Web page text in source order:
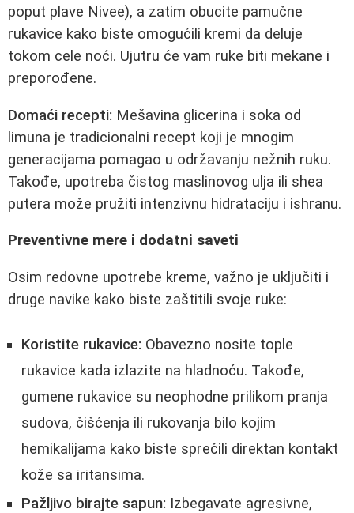
poput plave Nivee), a zatim obucite pamučne
rukavice kako biste omogućili kremi da deluje
tokom cele noći. Ujutru će vam ruke biti mekane i
preporođene.
Domaći recepti: Mešavina glicerina i soka od
limuna je tradicionalni recept koji je mnogim
generacijama pomagao u održavanju nežnih ruku.
Takođe, upotreba čistog maslinovog ulja ili shea
putera može pružiti intenzivnu hidrataciju i ishranu.
Preventivne mere i dodatni saveti
Osim redovne upotrebe kreme, važno je uključiti i
druge navike kako biste zaštitili svoje ruke:
Koristite rukavice: Obavezno nosite tople
rukavice kada izlazite na hladnoću. Takođe,
gumene rukavice su neophodne prilikom pranja
sudova, čišćenja ili rukovanja bilo kojim
hemikalijama kako biste sprečili direktan kontakt
kože sa iritansima.
Pažljivo birajte sapun: Izbegavate agresivne,